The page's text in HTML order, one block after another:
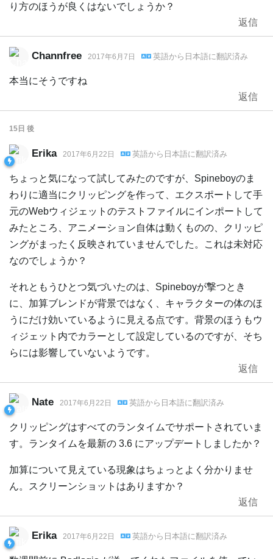
り方のほうが良くはないでしょうか？
返信
Channfree 2017年6月7日 英語から 日本語に翻訳済み
本当にそうですね
返信
15日 後
Erika 2017年6月22日 英語から 日本語に翻訳済み
ちょっと気になって試してみたのですが、Spineboyのま
わりに適当にクリッピングを作って、エクスポートして手
元のWebウィジェットのテストファイルにインポートして
みたところ、アニメーション自体は動くものの、クリッピ
ングがまったく反映されていませんでした。これは未対応
なのでしょうか？
それともうひとつ気づいたのは、Spineboyが撃つとき
に、加算ブレンドが背景ではなく、キャラクターの体のほ
うにだけ効いているように見える点です。背景のほうもウ
ィジェット内でカラーとして設定しているのですが、そち
らには影響していないようです。
返信
Nate 2017年6月22日 英語から 日本語に翻訳済み
クリッピングはすべてのランタイムでサポートされていま
す。ランタイムを最新の 3.6 にアップデートしましたか？
加算について見えている現象はちょっとよく分かりませ
ん。スクリーンショットはありますか？
返信
Erika 2017年6月22日 英語から 日本語に翻訳済み